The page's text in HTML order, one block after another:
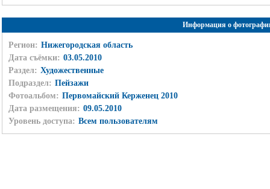
Информация о
Регион: Нижегородская область
Дата съёмки: 03.05.2010
Раздел: Художественные
Подраздел: Пейзажи
Фотоальбом: Первомайский Керженец 2010
Дата размещения: 09.05.2010
Уровень доступа: Всем пользователям